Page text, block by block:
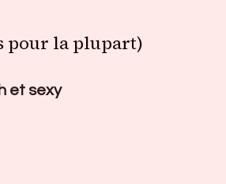
pour la plupart)
et sexy